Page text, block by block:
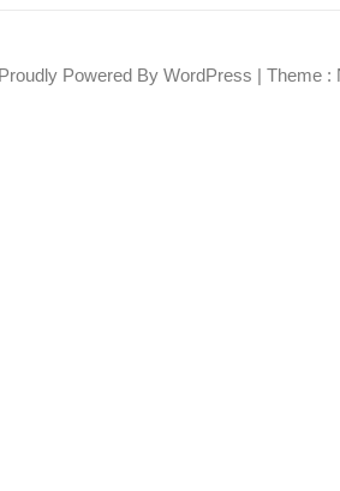
Proudly Powered By WordPress | Theme :